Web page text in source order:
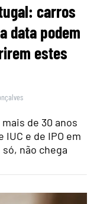
carros
data podem
estes
de 30 anos
e de IPO em
não chega